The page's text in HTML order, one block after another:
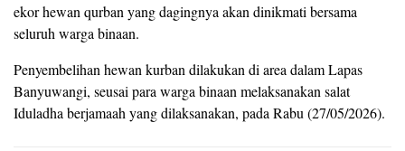
ekor hewan qurban yang dagingnya akan dinikmati bersama
seluruh warga binaan.
Penyembelihan hewan kurban dilakukan di area dalam Lapas
Banyuwangi, seusai para warga binaan melaksanakan salat
Iduladha berjamaah yang dilaksanakan, pada Rabu (27/05/2026).